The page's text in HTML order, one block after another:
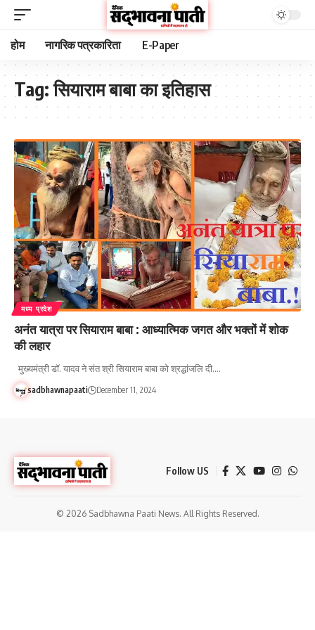
होम नागरिक पत्रकारिता E-Paper
Tag:सियाराम बाबा का इतिहास
मध्य प्रदेश
अनंत यात्रा पर सियाराम बाबा : आध्यात्मिक जगत और भक्तों में शोक
की लहार
मुख्यमंत्री डॉ. यादव ने संत श्री सियाराम बाबा को श्रद्धांजलि दी.…
sadbhawnapaati December 11, 2024
Follow US
© 2026 Sadbhawna Paati News. All Rights Reserved.